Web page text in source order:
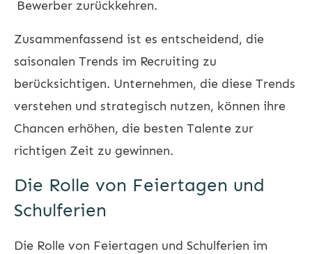
Bewerber zurückkehren.
Zusammenfassend ist es entscheidend, die
saisonalen Trends im Recruiting zu
berücksichtigen. Unternehmen, die diese Trends
verstehen und strategisch nutzen, können ihre
Chancen erhöhen, die besten Talente zur
richtigen Zeit zu gewinnen.
Die Rolle von Feiertagen und
Schulferien
Die Rolle von Feiertagen und Schulferien im